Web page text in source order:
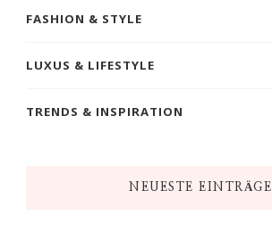
FASHION & STYLE
LUXUS & LIFESTYLE
TRENDS & INSPIRATION
NEUESTE EINTRÄGE